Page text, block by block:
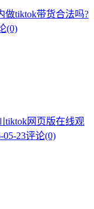
做tiktok带货合法吗?
(0)
tiktok网页版在线观
05-23评论(0)